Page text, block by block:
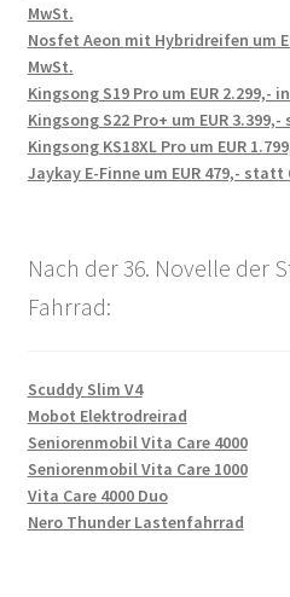
MwSt.
Nosfet Aeon mit Hybridreifen um
MwSt.
Kingsong S19 Pro um EUR 2.299,-
Kingsong S22 Pro+ um EUR
Kingsong KS18XL Pro um EUR
Jaykay E-Finne um EUR 479,- statt
Nach der 36. Novelle der
Fahrrad:
Scuddy Slim V4
Mobot Elektrodreirad
Seniorenmobil Vita Care 4000
Seniorenmobil Vita Care 1000
Vita Care 4000 Duo
Nero Thunder Lastenfahrrad